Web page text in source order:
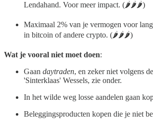
Lendahand. Voor meer impact. (🌶️🌶️🌶️)
Maximaal 2% van je vermogen voor
in bitcoin of andere crypto. (🌶️🌶️🌶️)
Wat je vooral niet moet doen:
Gaan daytraden, en zeker niet volgens
'Sinterklaas' Wessels, zie onder.
In het wilde weg losse aandelen gaan
Beleggingsproducten kopen die je niet